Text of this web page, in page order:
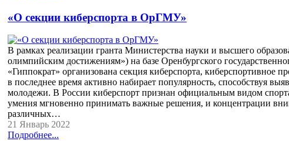
«О секции киберспорта в ОрГМУ»
В рамках реализации гранта Министерства науки и высшего
олимпийским достижениям») на базе Оренбургского
«Гиппократ» организована секция киберспорта, киберспортивное
в последнее время активно набирает популярность, способствуя
молодежи. В России киберспорт признан официальным видом
умения мгновенно принимать важные решения, и концентрации
различных…
21 Январь 2022
Подробнее...